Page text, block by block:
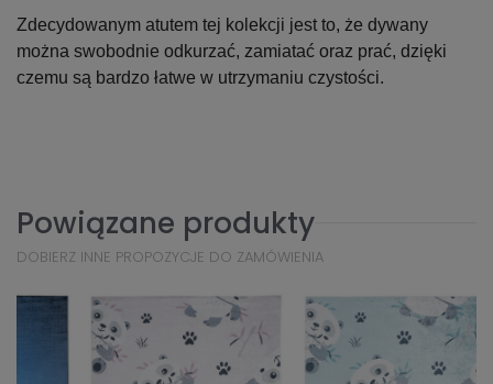
Zdecydowanym atutem tej kolekcji jest to, że dywany
można swobodnie odkurzać, zamiatać oraz prać, dzięki
czemu są bardzo łatwe w utrzymaniu czystości.
Powiązane produkty
DOBIERZ INNE PROPOZYCJE DO ZAMÓWIENIA